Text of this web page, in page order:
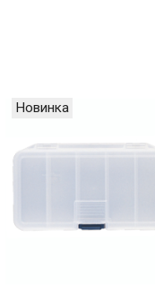
Новинка